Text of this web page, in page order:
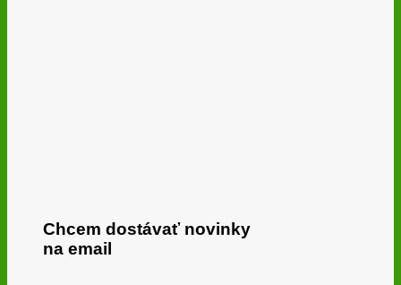
Chcem dostávať novinky
na email